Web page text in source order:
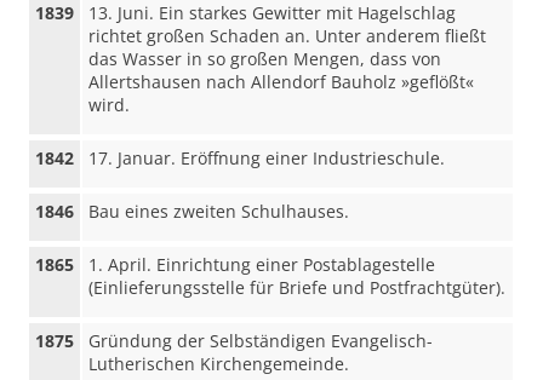
1839
13. Juni. Ein starkes Gewitter mit Hagelschlag
richtet großen Schaden an. Unter anderem fließt
das Wasser in so großen Mengen, dass von
Allertshausen nach Allendorf Bauholz »geflößt«
wird.
1842 17. Januar. Eröffnung einer Industrieschule.
1846 Bau eines zweiten Schulhauses.
1865
1. April. Einrichtung einer Postablagestelle
(Einlieferungsstelle für Briefe und Postfrachtgüter).
1875
Gründung der Selbständigen Evangelisch-
Lutherischen Kirchengemeinde.